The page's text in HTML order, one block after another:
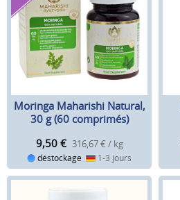
Moringa Maharishi Natural,
30 g (60 comprimés)
9,50 € 316,67 € / kg
déstockage 1-3 jours